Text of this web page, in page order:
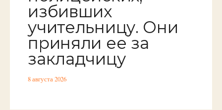
избивших
учительницу. Они
приняли ее за
закладчицу
8 августа 2026